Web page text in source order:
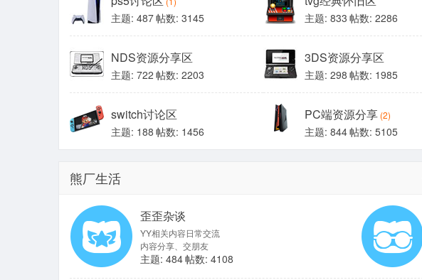
主题: 487帖数: 3145 主题: 833 帖数: 2286
NDS资源分享区
主题: 722 帖数: 2203
3DS资源分享区
主题: 298 帖数: 1985
switch讨论区
主题: 188 帖数: 1456
PC端资源分享 (2)
主题: 844帖数: 5105
熊厂生活
歪歪杂谈
YY相关内容日常交流
内容分享、交朋友
主题: 484帖数: 4108